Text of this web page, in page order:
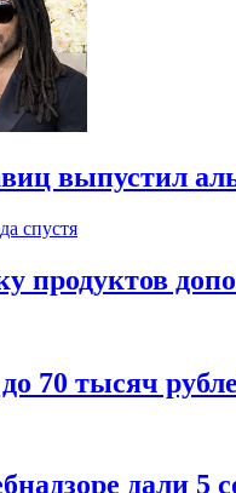
выпустил
спустя
продуктов
70 тысяч
дали